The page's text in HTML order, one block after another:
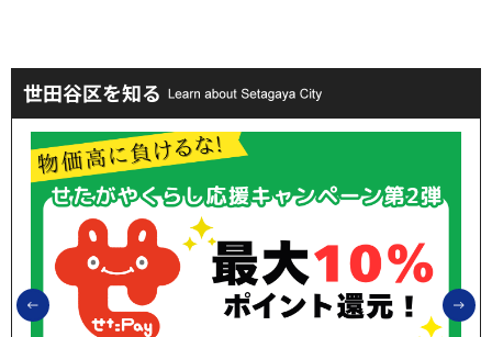
世田谷区を知る
前のスライドを表示